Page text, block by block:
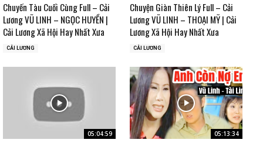
Chuyến Tàu Cuối Cùng Full – Cải
Lương VŨ LINH – NGỌC HUYỀN |
Cải Lương Xã Hội Hay Nhất Xưa
CẢI LƯƠNG
Chuyện Giàn Thiên Lý Full – Cải
Lương VŨ LINH – THOẠI MỸ | Cải
Lương Xã Hội Hay Nhất Xưa
CẢI LƯƠNG
05:04:59 05:13:34